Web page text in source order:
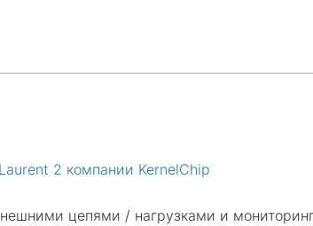
Laurent 2 компании KernelChip
цепями / нагрузками и